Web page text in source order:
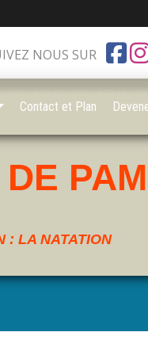
: LA NATATION
NOUS SUR
Contact et Plan